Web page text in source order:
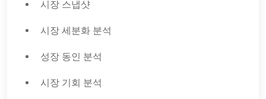
시장 스냅샷
시장 세분화 분석
성장 동인 분석
시장 기회 분석